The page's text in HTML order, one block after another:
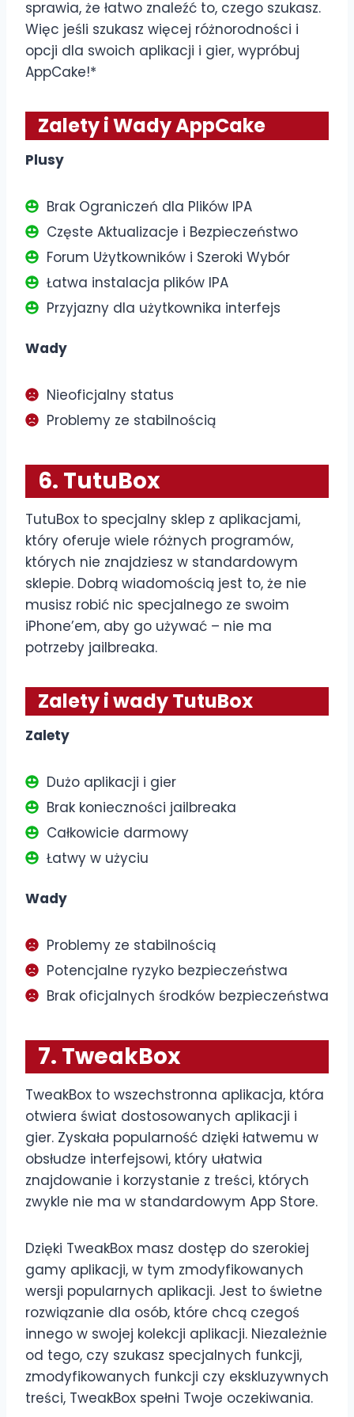
sprawia, że łatwo znaleźć to, czego szukasz.
Więc jeśli szukasz więcej różnorodności i
opcji dla swoich aplikacji i gier, wypróbuj
AppCake!*
Zalety i Wady AppCake
Plusy
Brak Ograniczeń dla Plików IPA
Częste Aktualizacje i Bezpieczeństwo
Forum Użytkowników i Szeroki Wybór
Łatwa instalacja plików IPA
Przyjazny dla użytkownika interfejs
Wady
Nieoficjalny status
Problemy ze stabilnością
6. TutuBox
TutuBox to specjalny sklep z aplikacjami,
który oferuje wiele różnych programów,
których nie znajdziesz w standardowym
sklepie. Dobrą wiadomością jest to, że nie
musisz robić nic specjalnego ze swoim
iPhone’em, aby go używać – nie ma
potrzeby jailbreaka.
Zalety i wady TutuBox
Zalety
Dużo aplikacji i gier
Brak konieczności jailbreaka
Całkowicie darmowy
Łatwy w użyciu
Wady
Problemy ze stabilnością
Potencjalne ryzyko bezpieczeństwa
Brak oficjalnych środków bezpieczeństwa
7. TweakBox
TweakBox to wszechstronna aplikacja, która
otwiera świat dostosowanych aplikacji i
gier. Zyskała popularność dzięki łatwemu w
obsłudze interfejsowi, który ułatwia
znajdowanie i korzystanie z treści, których
zwykle nie ma w standardowym App Store.
Dzięki TweakBox masz dostęp do szerokiej
gamy aplikacji, w tym zmodyfikowanych
wersji popularnych aplikacji. Jest to świetne
rozwiązanie dla osób, które chcą czegoś
innego w swojej kolekcji aplikacji. Niezależnie
od tego, czy szukasz specjalnych funkcji,
zmodyfikowanych funkcji czy ekskluzywnych
treści, TweakBox spełni Twoje oczekiwania.